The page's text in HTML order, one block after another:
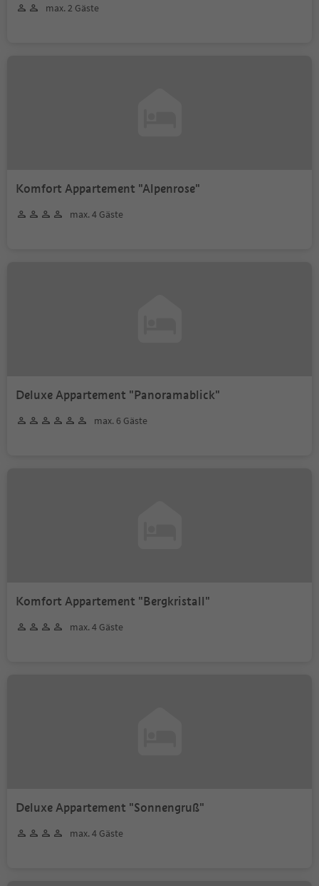
max. 2 Gäste
Komfort Appartement "Alpenrose"
max. 4 Gäste
Deluxe Appartement "Panoramablick"
max. 6 Gäste
Komfort Appartement "Bergkristall"
max. 4 Gäste
Deluxe Appartement "Sonnengruß"
max. 4 Gäste